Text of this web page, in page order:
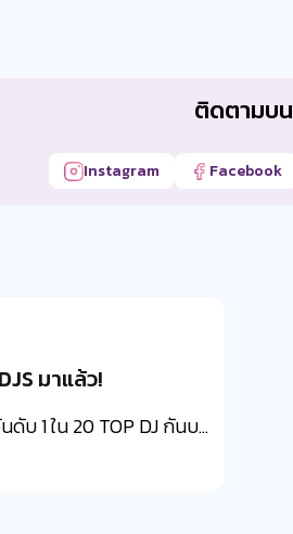
ติดตามบน
Instagram Facebook
มาแล้ว!
1 ใน 20 TOP DJ กันบ...